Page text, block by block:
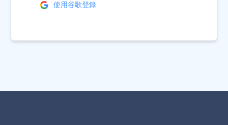
使用谷歌登錄